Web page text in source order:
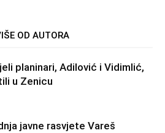
OD AUTORA
planinari, Adilović i Vidimlić,
u Zenicu
javne rasvjete Vareš